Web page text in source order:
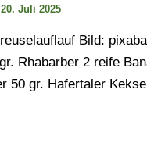
20. Juli 2025
Bild:
Rhabarber 2 reife
50 gr. Hafertaler